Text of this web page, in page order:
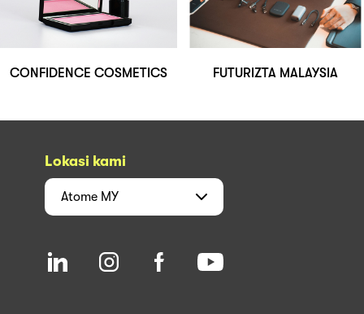
CONFIDENCE COSMETICS FUTURIZTA MALAYSIA
Lokasi kami
Atome MY